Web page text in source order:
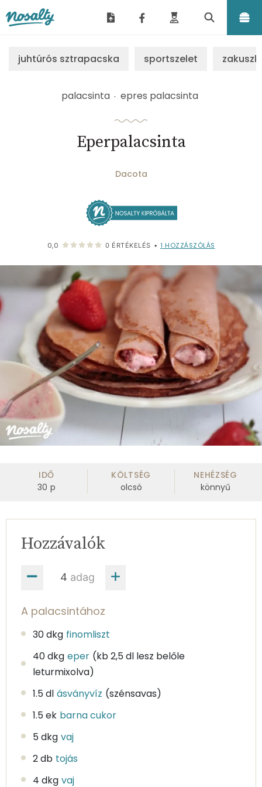
juhtúrós sztrapacska sportszelet
palacsinta epres palacsinta
Eperpalacsinta
Dacota
0,0 0 ÉRTÉKELÉS • 1 HOZZÁSZÓLÁS
IDŐ
30 p
KÖLTSÉG
olcsó
NEHÉZSÉG
könnyű
adag
Hozzávalók
A palacsintához
30 dkg finomliszt
40 dkg eper (kb 2,5 dl lesz belőle
leturmixolva)
1.5 dl ásványvíz (szénsavas)
1.5 ek barna cukor
5 dkg vaj
2 db tojás
4 dkg vaj